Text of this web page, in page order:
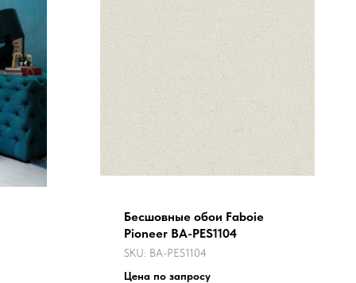
Бесшовные обои Faboie
Pioneer BA-PES1104
SKU: BA-PES1104
Цена по запросу